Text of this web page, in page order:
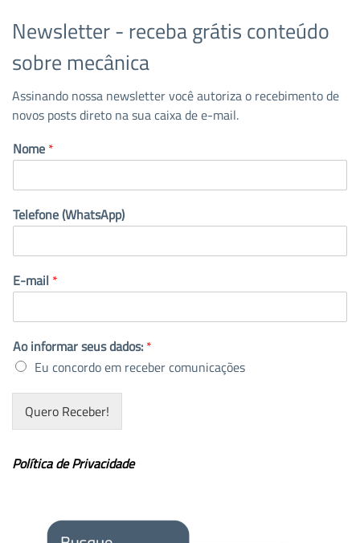
Newsletter - receba grátis conteúdo
sobre mecânica
Assinando nossa newsletter você autoriza o recebimento de
novos posts direto na sua caixa de e-mail.
Nome *
Telefone (WhatsApp)
E-mail *
Ao informar seus dados: *
Eu concordo em receber comunicações
Quero Receber!
Política de Privacidade